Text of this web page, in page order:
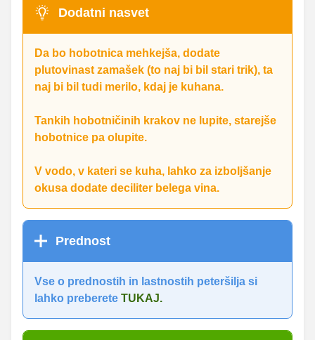
Dodatni nasvet
Da bo hobotnica mehkejša, dodate
plutovinast zamašek (to naj bi bil stari trik), ta
naj bi bil tudi merilo, kdaj je kuhana.
Tankih hobotničinih krakov ne lupite, starejše
hobotnice pa olupite.
V vodo, v kateri se kuha, lahko za izboljšanje
okusa dodate deciliter belega vina.
Prednost
Vse o prednostih in lastnostih peteršilja si
lahko preberete TUKAJ.